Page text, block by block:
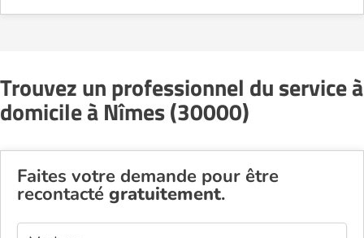
Trouvez un professionnel du service à
domicile à Nîmes (30000)
Faites votre demande pour être
recontacté gratuitement.